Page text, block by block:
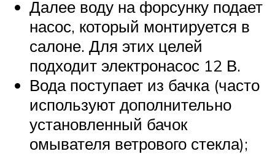
Далее воду на форсунку подает
насос, который монтируется в
салоне. Для этих целей
подходит электронасос 12 В.
Вода поступает из бачка (часто
используют дополнительно
установленный бачок
омывателя ветрового стекла);